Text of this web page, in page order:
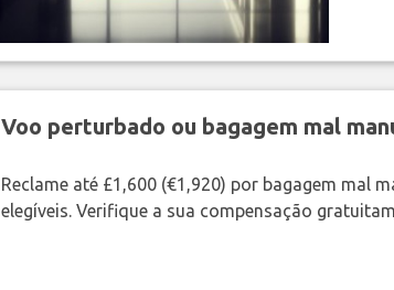
Voo perturbado ou bagagem mal
Reclame até £1,600 (€1,920) por bagagem mal
elegíveis. Verifique a sua compensação